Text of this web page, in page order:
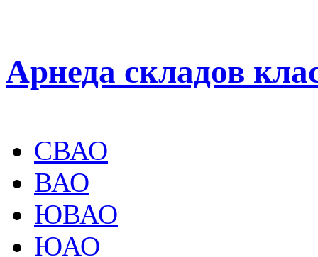
Арнеда складов
СВАО
ВАО
ЮВАО
ЮАО